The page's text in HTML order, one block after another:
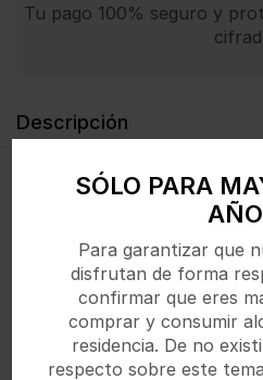
SÓLO PARA
Para garantizar que
disfrutan de forma
confirmar que eres
comprar y consumir
residencia. De no
respecto sobre este
Tu pago 100% seguro y
Descripción
Bebida especiada y
afrutadas. Calentar sin
Productos